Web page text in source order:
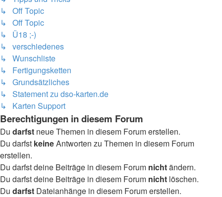
↳ Off Topic
↳ Off Topic
↳ Ü18 ;-)
↳ verschiedenes
↳ Wunschliste
↳ Fertigungsketten
↳ Grundsätzliches
↳ Statement zu dso-karten.de
↳ Karten Support
Berechtigungen in diesem Forum
Du darfst neue Themen in diesem Forum erstellen.
Du darfst keineAntworten zu Themen in diesem Forum
erstellen.
Du darfst deine Beiträge in diesem Forum nichtändern.
Du darfst deine Beiträge in diesem Forum nicht löschen.
Du darfst Dateianhänge in diesem Forum erstellen.